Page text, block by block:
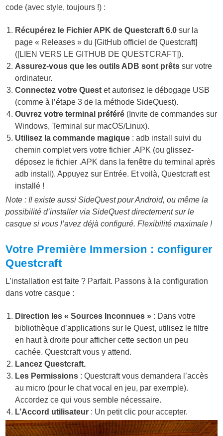
code (avec style, toujours !) :
Récupérez le Fichier APK de Questcraft 6.0 sur la
page « Releases » du [GitHub officiel de Questcraft]
([LIEN VERS LE GITHUB DE QUESTCRAFT]).
Assurez-vous que les outils ADB sont prêts sur votre
ordinateur.
Connectez votre Quest et autorisez le débogage USB
(comme à l’étape 3 de la méthode SideQuest).
Ouvrez votre terminal préféré (Invite de commandes sur
Windows, Terminal sur macOS/Linux).
Utilisez la commande magique :adb install
suivi du
chemin complet vers votre fichier .APK (ou glissez-
déposez le fichier .APK dans la fenêtre du terminal après
adb install). Appuyez sur Entrée. Et voilà, Questcraft est
installé !
Note : Il existe aussi SideQuest pour Android, ou même la
possibilité d’installer via SideQuest directement sur le
casque si vous l’avez déjà configuré. Flexibilité maximale !
Votre Première Immersion : configurer
Questcraft
L’installation est faite ? Parfait. Passons à la configuration
dans votre casque :
Direction les « Sources Inconnues » : Dans votre
bibliothèque d’applications sur le Quest, utilisez le filtre
en haut à droite pour afficher cette section un peu
cachée. Questcraft vous y attend.
Lancez Questcraft.
Les Permissions : Questcraft vous demandera l’accès
au micro (pour le chat vocal en jeu, par exemple).
Accordez ce qui vous semble nécessaire.
L’Accord utilisateur : Un petit clic pour accepter.